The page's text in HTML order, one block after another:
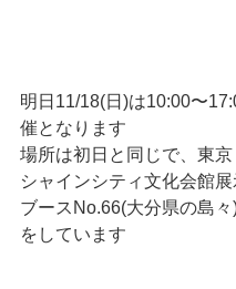
明日11/18(日)は10:00〜
催となります
場所は初日と同じで、東
シャインシティ文化会館
ブースNo.66(大分県の島
をしています